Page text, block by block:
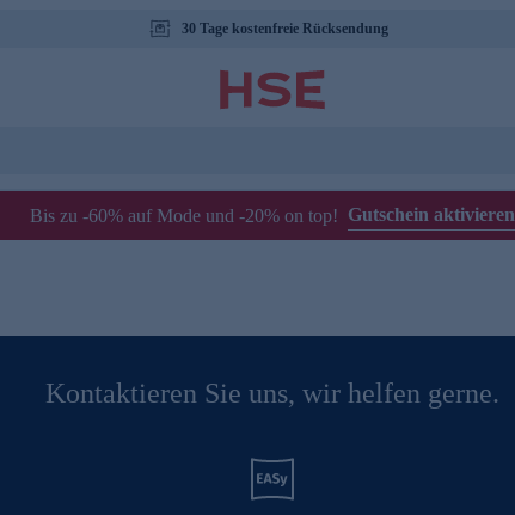
30 Tage kostenfreie Rücksendung
Bis zu -60% auf Mode und -20% on top! Gutschein aktivieren
Kontaktieren Sie uns, wir helfen gerne.